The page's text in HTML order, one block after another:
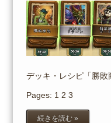
デッキ・レシピ「勝敗
Pages: 1 2 3
続きを読む »